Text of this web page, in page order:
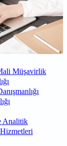
Müşavirlik
Analitik